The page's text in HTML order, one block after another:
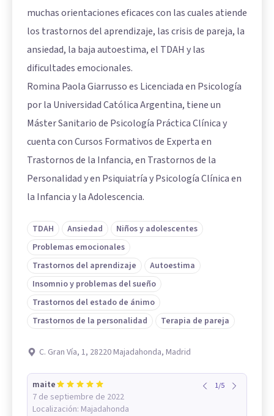
muchas orientaciones eficaces con las cuales atiende
los trastornos del aprendizaje, las crisis de pareja, la
ansiedad, la baja autoestima, el TDAH y las
dificultades emocionales.
Romina Paola Giarrusso es Licenciada en Psicología
por la Universidad Católica Argentina, tiene un
Máster Sanitario de Psicología Práctica Clínica y
cuenta con Cursos Formativos de Experta en
Trastornos de la Infancia, en Trastornos de la
Personalidad y en Psiquiatría y Psicología Clínica en
la Infancia y la Adolescencia.
TDAH Ansiedad
Niños y adolescentes
Problemas emocionales
Trastornos del aprendizaje
Autoestima
Insomnio y problemas del sueño
Trastornos del estado de ánimo
Trastornos de la personalidad
Terapia de pareja
C. Gran Vía, 1, 28220 Majadahonda, Madrid
maite
7 de septiembre de 2022
Localización: Majadahonda
1/5